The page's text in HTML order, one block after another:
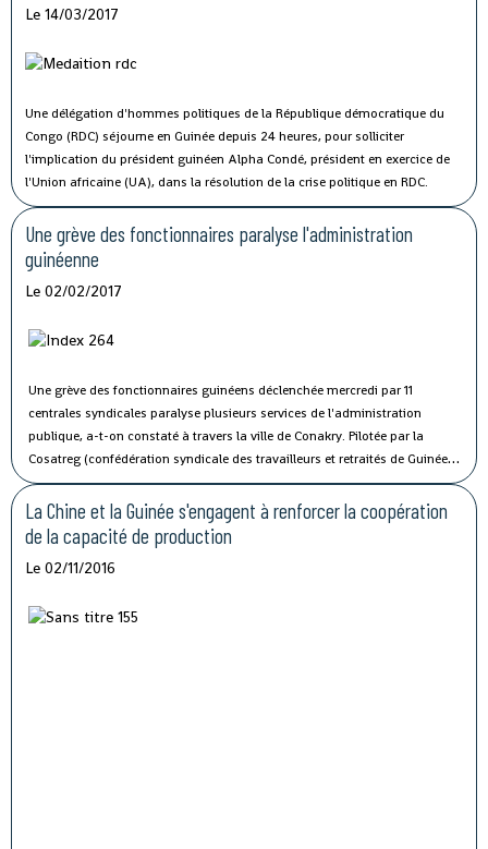
Le 14/03/2017
Une délégation d'hommes politiques de la République démocratique du
Congo (RDC) séjourne en Guinée depuis 24 heures, pour solliciter
l'implication du président guinéen Alpha Condé, président en exercice de
l'Union africaine (UA), dans la résolution de la crise politique en RDC.
Une grève des fonctionnaires paralyse l'administration
guinéenne
Le 02/02/2017
Une grève des fonctionnaires guinéens déclenchée mercredi par 11
centrales syndicales paralyse plusieurs services de l'administration
publique, a-t-on constaté à travers la ville de Conakry. Pilotée par la
Cosatreg (confédération syndicale des travailleurs et retraités de Guinée)
et 10 centrales syndicales, la grève générale d'avertissement de 7 jours
vise à protester contre les mauvaises conditions de vie et de travail des
fonctionnaires du secteur public.
La Chine et la Guinée s'engagent à renforcer la coopération
de la capacité de production
Le 02/11/2016